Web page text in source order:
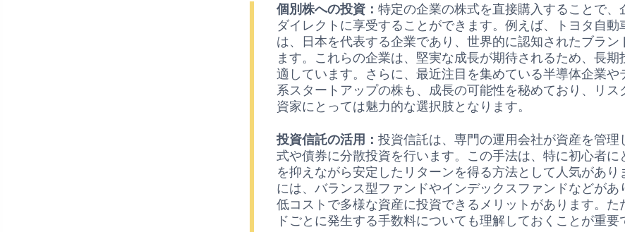
個別株への投資：特定の企業の株式を直接購入することで、
ダイレクトに享受することができます。例えば、トヨタ自動
は、日本を代表する企業であり、世界的に認知されたブラン
ます。これらの企業は、堅実な成長が期待されるため、長期
適しています。さらに、最近注目を集めている半導体企業や
系スタートアップの株も、成長の可能性を秘めており、リス
資家にとっては魅力的な選択肢となります。
投資信託の活用：投資信託は、専門の運用会社が資産を管理
式や債券に分散投資を行います。この手法は、特に初心者に
を抑えながら安定したリターンを得る方法として人気があり
には、バランス型ファンドやインデックスファンドなどがあ
低コストで多様な資産に投資できるメリットがあります。た
ドごとに発生する手数料についても理解しておくことが重要